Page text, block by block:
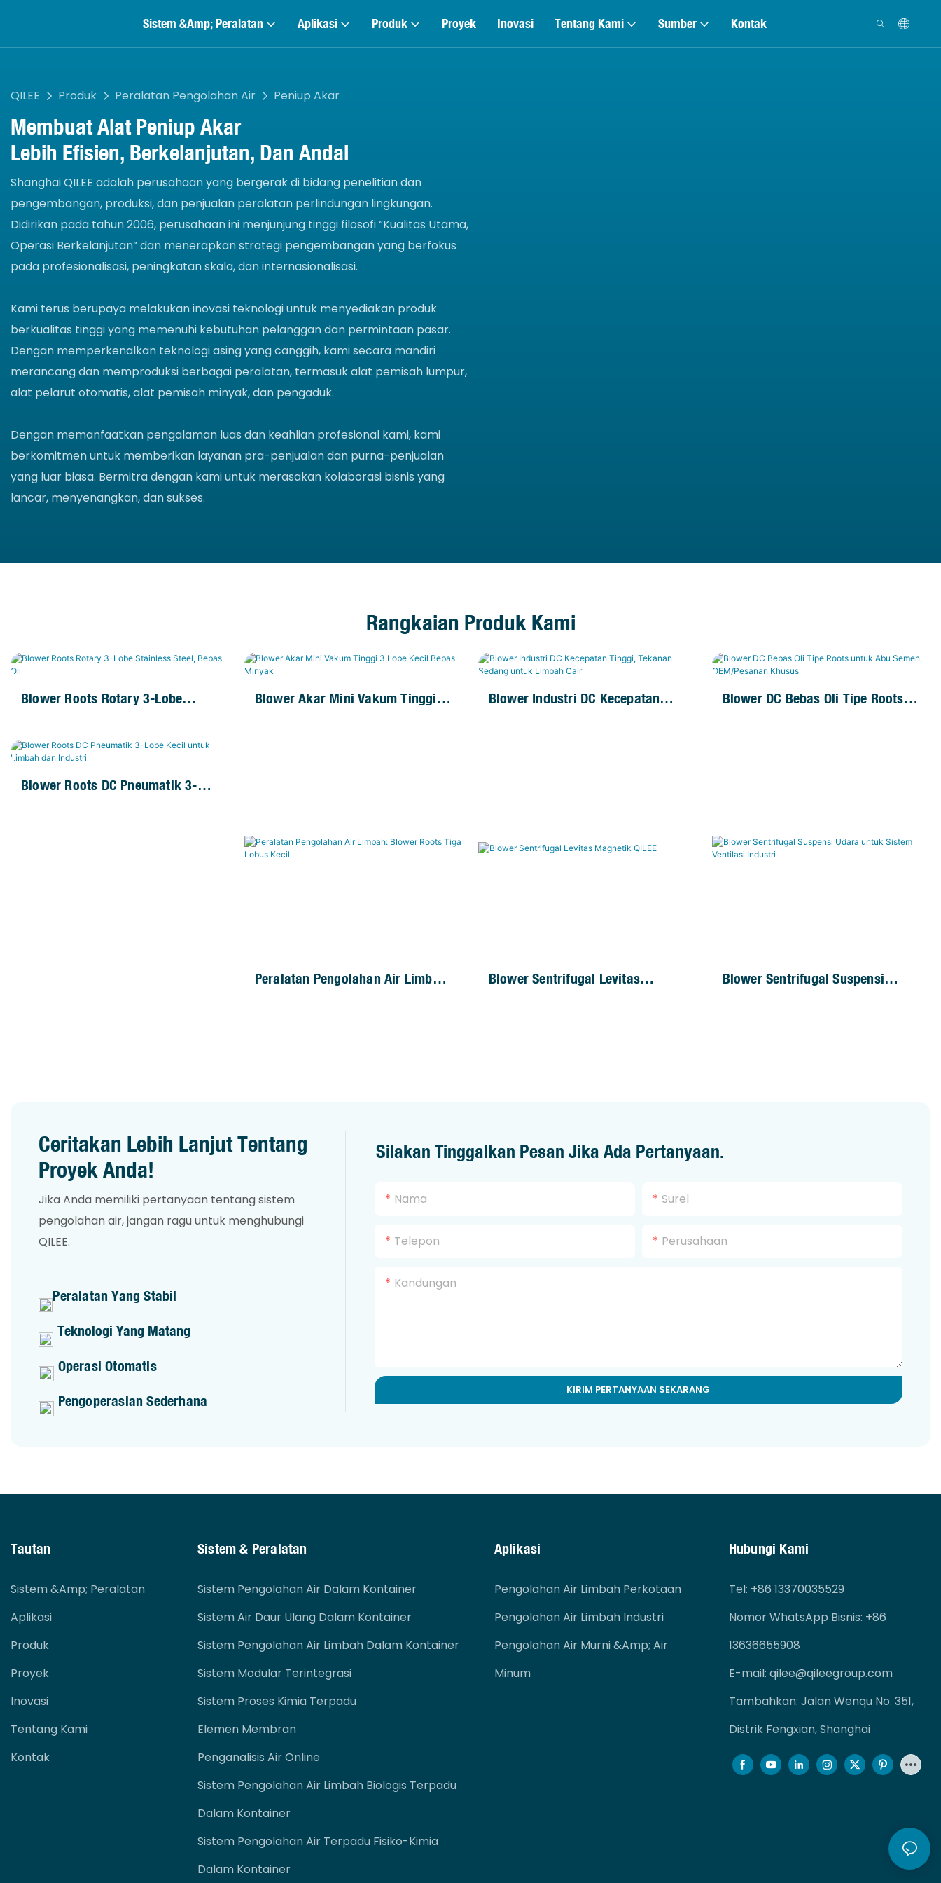
Sistem &amp; Peralatan Aplikasi Produk Proyek Inovasi Tentang Kami Sumber Kontak
QILEE Produk Peralatan Pengolahan Air Peniup Akar
MembuatAlat Peniup Akar
Lebih Efisien, Berkelanjutan, Dan Andal
Shanghai QILEE adalah perusahaan yang bergerak di bidang penelitian dan
pengembangan, produksi, dan penjualan peralatan perlindungan lingkungan.
Didirikan pada tahun 2006, perusahaan ini menjunjung tinggi filosofi “Kualitas Utama,
Operasi Berkelanjutan” dan menerapkan strategi pengembangan yang berfokus
pada profesionalisasi, peningkatan skala, dan internasionalisasi.
Kami terus berupaya melakukan inovasi teknologi untuk menyediakan produk
berkualitas tinggi yang memenuhi kebutuhan pelanggan dan permintaan pasar.
Dengan memperkenalkan teknologi asing yang canggih, kami secara mandiri
merancang dan memproduksi berbagai peralatan, termasuk alat pemisah lumpur,
alat pelarut otomatis, alat pemisah minyak, dan pengaduk.
Dengan memanfaatkan pengalaman luas dan keahlian profesional kami, kami
berkomitmen untuk memberikan layanan pra-penjualan dan purna-penjualan
yang luar biasa. Bermitra dengan kami untuk merasakan kolaborasi bisnis yang
lancar, menyenangkan, dan sukses.
Rangkaian Produk Kami
Blower Roots Rotary 3-Lobe
Blower Akar Mini Vakum Tinggi 3
Blower Industri DC Kecepatan
Blower DC Bebas Oli Tipe Roots
Blower Roots DC Pneumatik 3-
Peralatan Pengolahan Air Limbah:
Blower Sentrifugal Levitas
Blower Sentrifugal Suspensi
Ceritakan Lebih Lanjut Tentang
Proyek Anda!
Jika Anda memiliki pertanyaan tentang sistem
pengolahan air, jangan ragu untuk menghubungi
QILEE.
Peralatan Yang Stabil
Teknologi Yang Matang
Operasi Otomatis
Pengoperasian Sederhana
Silakan Tinggalkan Pesan Jika Ada Pertanyaan.
Nama Surel
Telepon Perusahaan
Kandungan
KIRIM PERTANYAAN SEKARANG
Tautan
Sistem &amp; Peralatan
Aplikasi
Produk
Proyek
Inovasi
Tentang Kami
Kontak
Sistem & Peralatan
Sistem Pengolahan Air Dalam Kontainer
Sistem Air Daur Ulang Dalam Kontainer
Sistem Pengolahan Air Limbah Dalam Kontainer
Sistem Modular Terintegrasi
Sistem Proses Kimia Terpadu
Elemen Membran
Penganalisis Air Online
Sistem Pengolahan Air Limbah Biologis Terpadu
Dalam Kontainer
Sistem Pengolahan Air Terpadu Fisiko-Kimia
Dalam Kontainer
Aplikasi
Pengolahan Air Limbah Perkotaan
Pengolahan Air Limbah Industri
Pengolahan Air Murni &amp; Air
Minum
Hubungi Kami
Tel: +86 13370035529
Nomor WhatsApp Bisnis: +86
13636655908
E-mail: qilee@qileegroup.com
Tambahkan: Jalan Wenqu No. 351,
Distrik Fengxian, Shanghai